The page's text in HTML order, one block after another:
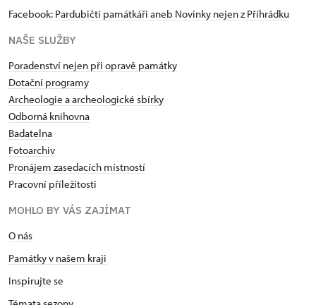
Facebook: Pardubičtí památkáři aneb Novinky nejen z Příhrádku
NAŠE SLUŽBY
Poradenství nejen při opravě památky
Dotační programy
Archeologie a archeologické sbírky
Odborná knihovna
Badatelna
Fotoarchiv
Pronájem zasedacích místností
Pracovní příležitosti
MOHLO BY VÁS ZAJÍMAT
O nás
Památky v našem kraji
Inspirujte se